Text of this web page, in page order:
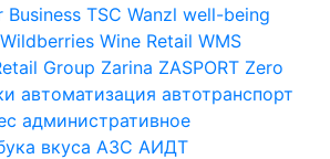
Business TSC Wanzl well-being
Wildberries Wine Retail WMS
Group Zarina ZASPORT Zero
автоматизация автотранспорт
административное
вкуса АЗС АИДТ